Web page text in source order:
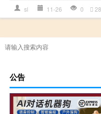
sl 11-26 0
公告